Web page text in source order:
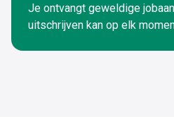
Je ontvangt geweldige
uitschrijven kan op elk